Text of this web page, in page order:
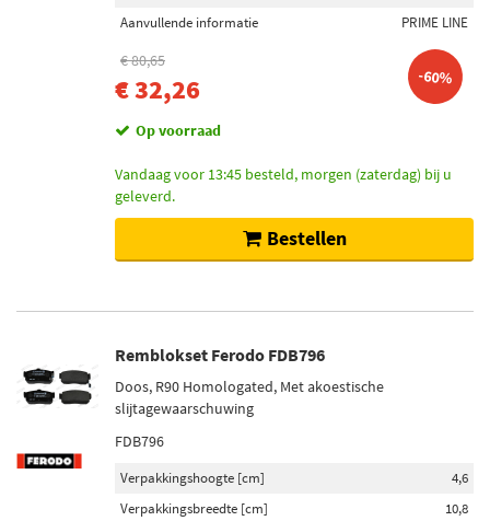
Aanvullende informatie
PRIME LINE
€ 80,65
€ 32,26 -60%
Op voorraad
Vandaag voor 13:45 besteld, morgen (zaterdag) bij u
geleverd.
Bestellen
Remblokset Ferodo FDB796
Doos, R90 Homologated, Met akoestische
slijtagewaarschuwing
FDB796
Verpakkingshoogte [cm]
4,6
Verpakkingsbreedte [cm]
10,8